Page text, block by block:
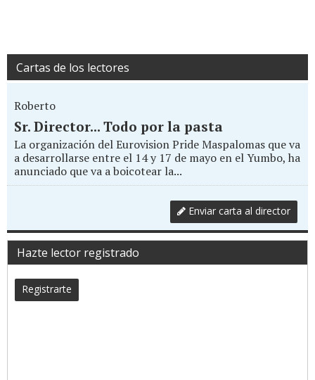
Cartas de los lectores
Roberto
Sr. Director... Todo por la pasta
La organización del Eurovision Pride Maspalomas que va
a desarrollarse entre el 14 y 17 de mayo en el Yumbo, ha
anunciado que va a boicotear la...
Enviar carta al director
Hazte lector registrado
Registrarte